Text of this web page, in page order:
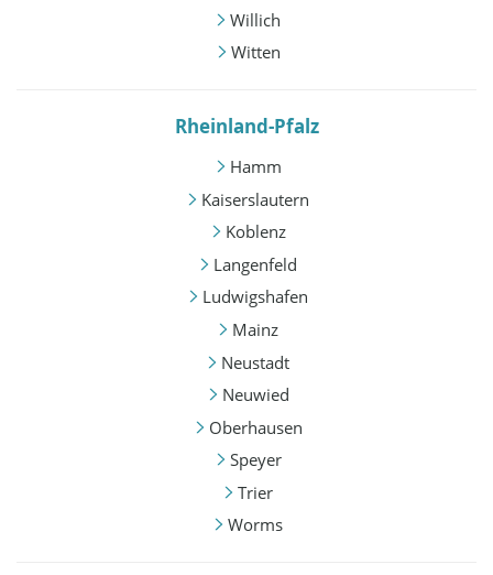
Willich
Witten
Rheinland-Pfalz
Hamm
Kaiserslautern
Koblenz
Langenfeld
Ludwigshafen
Mainz
Neustadt
Neuwied
Oberhausen
Speyer
Trier
Worms